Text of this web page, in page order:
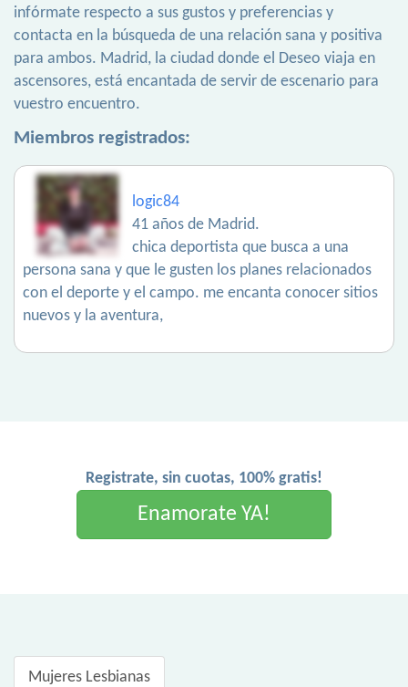
infórmate respecto a sus gustos y preferencias y
contacta en la búsqueda de una relación sana y positiva
para ambos. Madrid, la ciudad donde el Deseo viaja en
ascensores, está encantada de servir de escenario para
vuestro encuentro.
Miembros registrados:
logic84
41 años de Madrid.
chica deportista que busca a una
persona sana y que le gusten los planes relacionados
con el deporte y el campo. me encanta conocer sitios
nuevos y la aventura,
Registrate, sin cuotas, 100% gratis!
Enamorate YA!
Mujeres Lesbianas